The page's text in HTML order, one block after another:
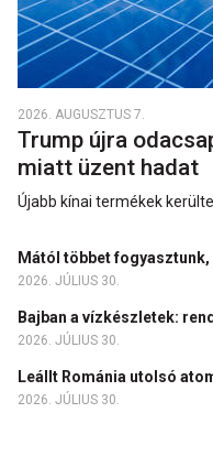
2026. AUGUSZTUS 7.
Trump újra
miatt üzent hadat
Újabb kínai termékek
Mától többet
2026. JÚLIUS 30.
Bajban a vízkészletek:
2026. JÚLIUS 30.
Leállt Románia utolsó
2026. JÚLIUS 30.